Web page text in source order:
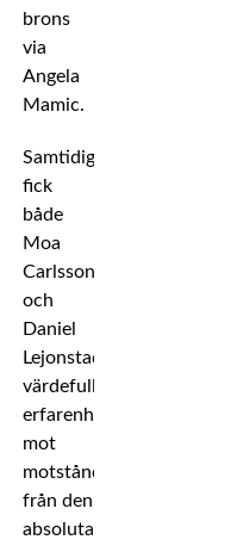
brons
via
Angela
Mamic.
Samtidigt
fick
både
Moa
Carlsson
och
Daniel
Lejonstad
värdefulla
erfarenheter
mot
motståndare
från den
absoluta